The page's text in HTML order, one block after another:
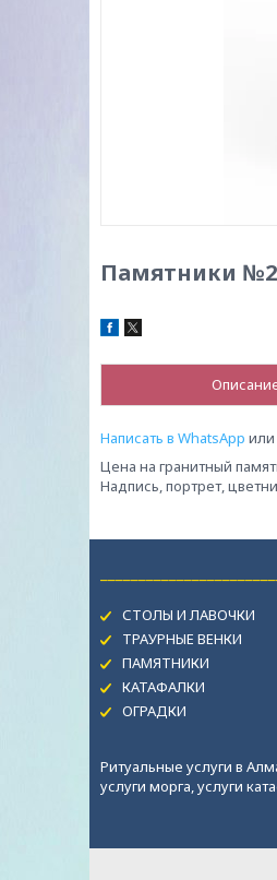
Памятники
Написать в WhatsApp или
Цена на гранитный
Надпись, портрет,
СТОЛЫ И ЛАВОЧКИ
ТРАУРНЫЕ ВЕНКИ
ПАМЯТНИКИ
КАТАФАЛКИ
ОГРАДКИ
Ритуальные услуги в
услуги морга, услуги